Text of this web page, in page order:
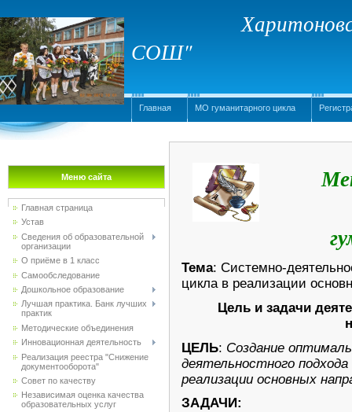
СОШ"
Главная МО гуманитарного цикла
Меню сайта
Главная страница
Устав
Сведения об образовательной
организации
О приёме в 1 класс
Самообследование
Дошкольное образование
Лучшая практика. Банк лучших
практик
Методические объединения
Инновационная деятельность
Реализация реестра "Снижение
документооборота"
Совет по качеству
Независимая оценка качества
образовательных услуг
Тема: Системно-
цикла в реализации
Цель и задачи
ЦЕЛЬ: Создание
деятельностного
реализации основных
ЗАДАЧИ: